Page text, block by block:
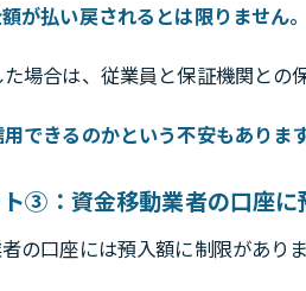
が払い戻されるとは限りません
場合は、従業員と保証機関と
できるのかという不安もありま
③：資金移動業者の口座
の口座には預入額に制限があり